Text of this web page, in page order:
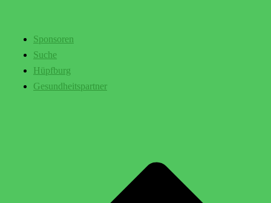
Sponsoren
Suche
Hüpfburg
Gesundheitspartner